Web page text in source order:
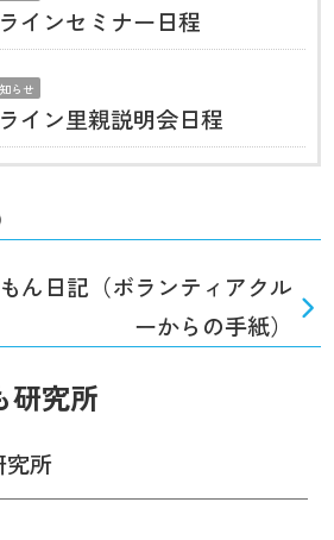
インセミナー日程
らせ
イン里親説明会日程
ん日記（ボランティアクル
ーからの手紙）
研究所
究所